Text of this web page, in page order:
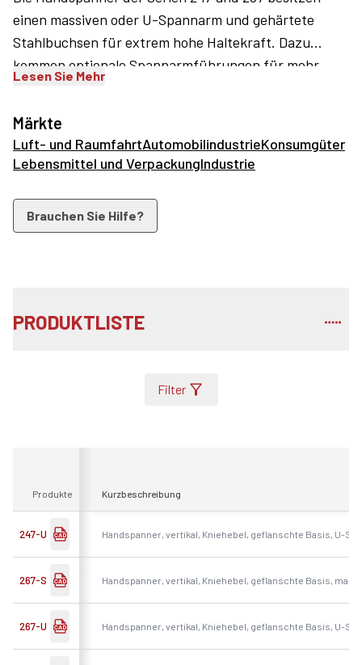
einen massiven oder U-Spannarm und gehärtete
Stahlbuchsen für extrem hohe Haltekraft. Dazu
kommen optionale Spannarmführungen für mehr
Spanner in den Bereichen Montage,
Qualitätssicherung, leichte Maschinenbearbeitung
Lesen Sie Mehr
Märkte
Luft- und RaumfahrtAutomobilindustrieKonsumgüter
Lebensmittel und VerpackungIndustrie
Brauchen Sie Hilfe?
PRODUKTLISTE
Filter
Produkte Kurzbeschreibung
247-U Handspanner, vertikal, Kniehebel, geflanschte Basis, U-
267-S Handspanner, vertikal, Kniehebel, geflanschte Basis,
267-U Handspanner, vertikal, Kniehebel, geflanschte Basis, U-